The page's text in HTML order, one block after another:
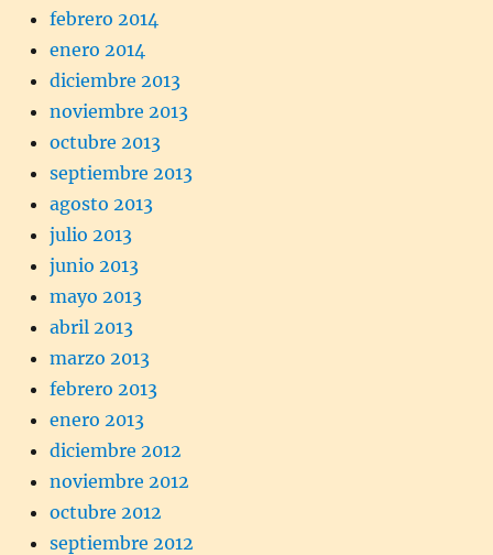
febrero 2014
enero 2014
diciembre 2013
noviembre 2013
octubre 2013
septiembre 2013
agosto 2013
julio 2013
junio 2013
mayo 2013
abril 2013
marzo 2013
febrero 2013
enero 2013
diciembre 2012
noviembre 2012
octubre 2012
septiembre 2012